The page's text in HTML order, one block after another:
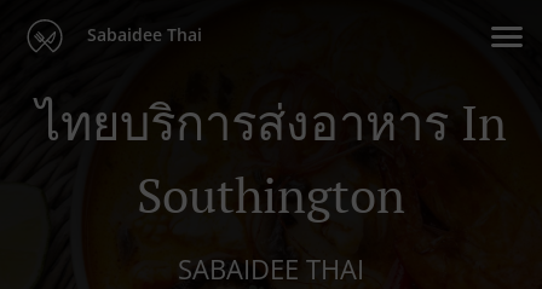
Sabaidee Thai
ไทยบริการส่งอาหาร In
Southington
SABAIDEE THAI